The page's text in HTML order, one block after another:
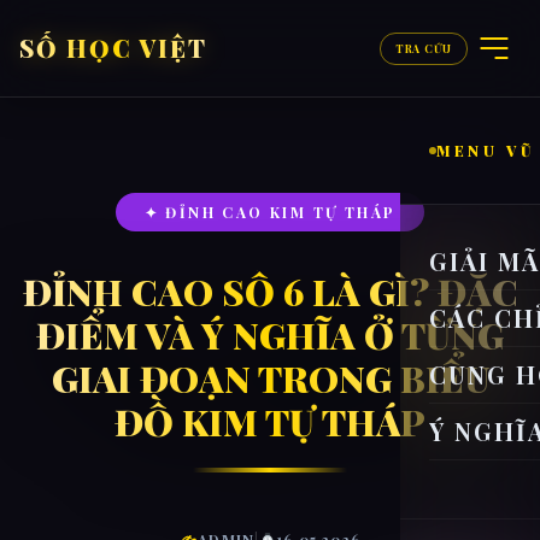
SỐ HỌC VIỆT TRA CỨU
MENU VŨ
GIẢI
CÁC
CUNG
Ý
✦ ĐỈNH CAO KIM TỰ THÁP
ĐỈNH CAO SỐ 6 LÀ GÌ? ĐẶC
ĐIỂM VÀ Ý NGHĨA Ở TỪNG
GIAI ĐOẠN TRONG BIỂU
ĐỒ KIM TỰ THÁP